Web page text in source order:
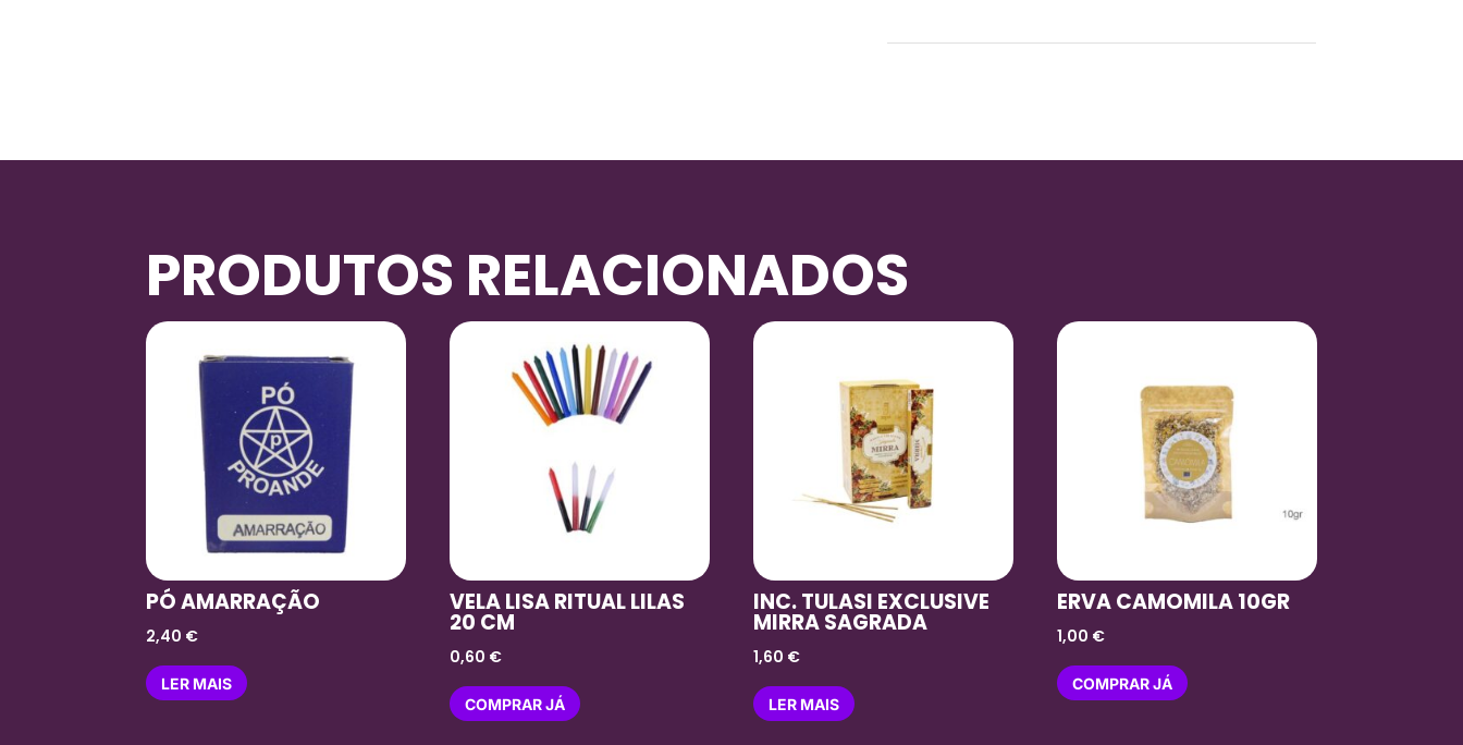
PRODUTOS RELACIONADOS
PÓ AMARRAÇÃO
2,40 €
LER MAIS
VELA LISA RITUAL LILAS
20 CM
0,60 €
COMPRAR JÁ
INC. TULASI EXCLUSIVE
MIRRA SAGRADA
1,60 €
LER MAIS
ERVA CAMOMILA 10GR
1,00 €
COMPRAR JÁ